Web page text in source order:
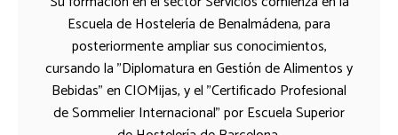
Escuela de Hostelería de Benalmádena, para
posteriormente ampliar sus conocimientos,
cursando la "Diplomatura en Gestión de Alimentos y
Bebidas" en CIOMijas, y el "Certificado Profesional
de Sommelier Internacional" por Escuela Superior